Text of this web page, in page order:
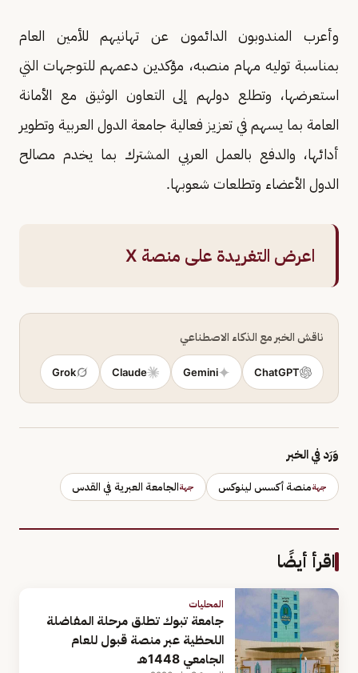
وأعرب المندوبون الدائمون عن تهانيهم للأمين العام
بمناسبة توليه مهام منصبه، مؤكدين دعمهم للتوجهات التي
استعرضها، وتطلع دولهم إلى التعاون الوثيق مع الأمانة
العامة بما يسهم في تعزيز فعالية جامعة الدول العربية وتطوير
أدائها، والدفع بالعمل العربي المشترك بما يخدم مصالح
الدول الأعضاء وتطلعات شعوبها.
اعرض التغريدة على منصة X
ناقش الخبر مع الذكاء الاصطناعي
ChatGPT
Gemini
Claude
Grok
وَرَد في الخبر
جهةمنصة أكسس لينوكس جهةالجامعة العبرية في القدس
اقرأ أيضًا
المحليات
جامعة تبوك تطلق مرحلة المفاضلة
اللحظية عبر منصة قبول للعام
الجامعي 1448هـ